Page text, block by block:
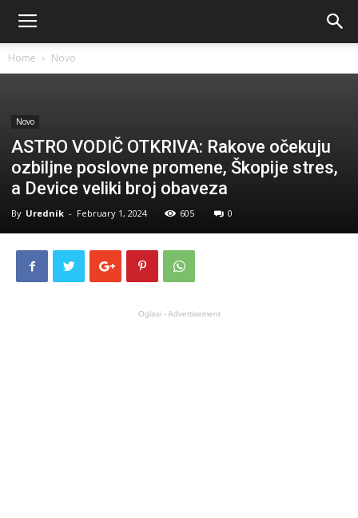
Home Novo
Novo
ASTRO VODIČ OTKRIVA: Rakove očekuju
ozbiljne poslovne promene, Škopije stres,
a Device veliki broj obaveza
By Urednik - February 1, 2024 605 0
Oglasi - Advertisement